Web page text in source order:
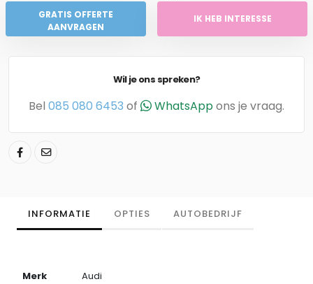
GRATIS OFFERTE
AANVRAGEN
IK HEB INTERESSE
Wil je ons spreken?
Bel 085 080 6453 of WhatsAppons je vraag.
INFORMATIE OPTIES AUTOBEDRIJF
Merk Audi